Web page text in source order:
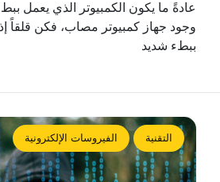
عادةً ما يكون الكمبيوتر الذي يعمل
وجود جهاز كمبيوتر مصاب، فكن قلقاً
ببطء شديد
التقنية الفيروسات الإلكترونية